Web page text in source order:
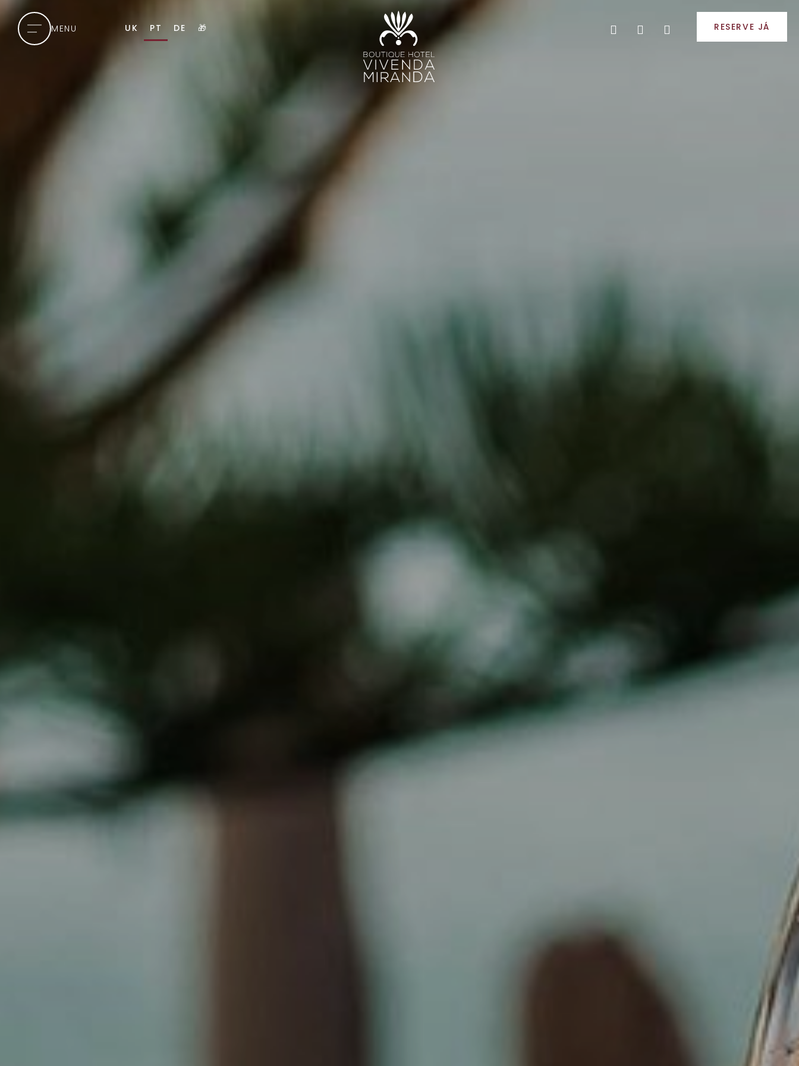
MENU UK PT DE 🎁 RESERVE JÁ